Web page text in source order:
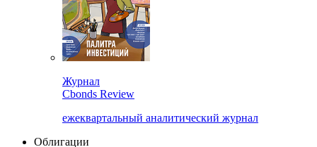
Журнал
Cbonds Review
ежеквартальный аналитический журнал
Облигации